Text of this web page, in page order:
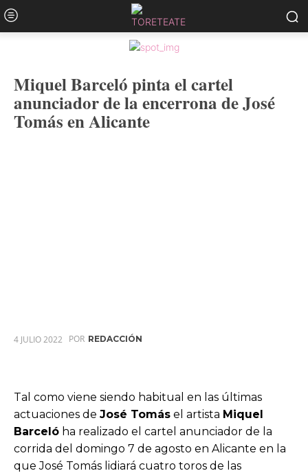
Miquel Barceló pinta el cartel
anunciador de la encerrona de José
Tomás en Alicante
4 JULIO 2022 POR REDACCIÓN
Tal como viene siendo habitual en las últimas
actuaciones de José Tomás el artista Miquel
Barceló ha realizado el cartel anunciador de la
corrida del domingo 7 de agosto en Alicante en la
que José Tomás lidiará cuatro toros de las